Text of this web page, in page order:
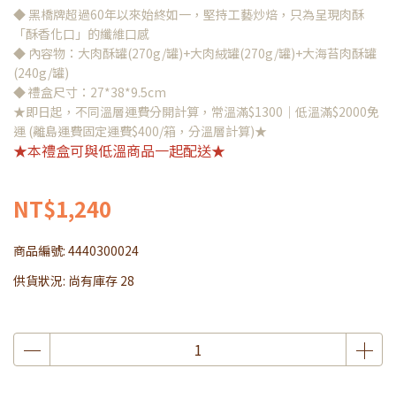
◆ 黑橋牌超過60年以來始終如一，堅持工藝炒焙，只為呈現肉酥
「酥香化口」的纖維口感
◆ 內容物：大肉酥罐(270g/罐)+大肉絨罐(270g/罐)+大海苔肉酥罐
(240g/罐)
◆ 禮盒尺寸：27*38*9.5cm
★即日起，不同溫層運費分開計算，常溫滿$1300｜低溫滿$2000免
運 (離島運費固定運費$400/箱，分溫層計算)★
★本禮盒可與低溫商品一起配送★
NT$1,240
商品編號: 4440300024
供貨狀況: 尚有庫存 28